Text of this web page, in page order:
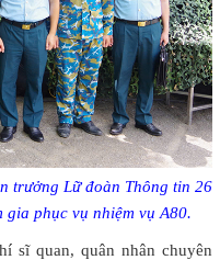
trưởng Lữ đoàn Thông tin 26
phục vụ nhiệm vụ A80.
sĩ quan, quân nhân chuyên